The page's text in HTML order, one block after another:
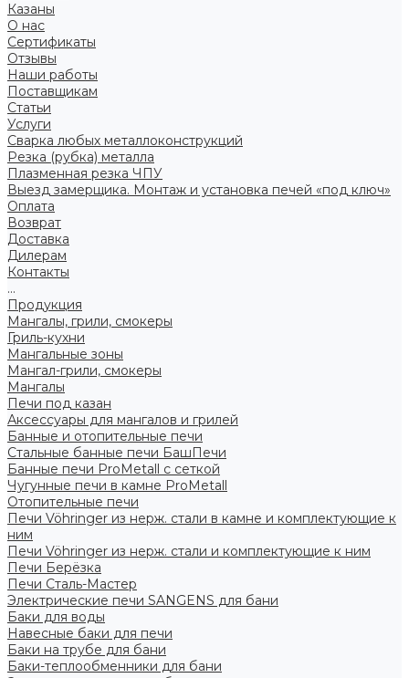
Казаны
О нас
Сертификаты
Отзывы
Наши работы
Поставщикам
Статьи
Услуги
Сварка любых металлоконструкций
Резка (рубка) металла
Плазменная резка ЧПУ
Выезд замерщика. Монтаж и установка печей «под ключ»
Оплата
Возврат
Доставка
Дилерам
Контакты
...
Продукция
Мангалы, грили, смокеры
Гриль-кухни
Мангальные зоны
Мангал-грили, смокеры
Мангалы
Печи под казан
Аксессуары для мангалов и грилей
Банные и отопительные печи
Стальные банные печи БашПечи
Банные печи ProMetall с сеткой
Чугунные печи в камне ProMetall
Отопительные печи
Печи Vöhringer из нерж. стали в камне и комплектующие к
ним
Печи Vöhringer из нерж. стали и комплектующие к ним
Печи Берёзка
Печи Сталь-Мастер
Электрические печи SANGENS для бани
Баки для воды
Навесные баки для печи
Баки на трубе для бани
Баки-теплообменники для бани